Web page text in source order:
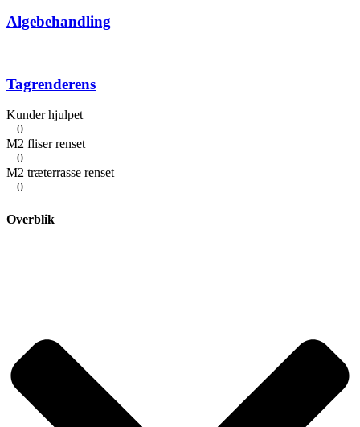
Algebehandling
Tagrenderens
Kunder hjulpet
+ 0
M2 fliser renset
+ 0
M2 træterrasse renset
+ 0
Overblik